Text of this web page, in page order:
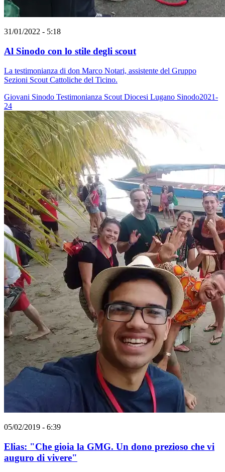
31/01/2022 - 5:18
Al Sinodo con lo stile degli scout
La testimonianza di don Marco Notari, assistente del Gruppo
Sezioni Scout Cattoliche del Ticino.
Giovani Sinodo Testimonianza Scout Diocesi Lugano Sinodo2021-
24
05/02/2019 - 6:39
Elias: "Che gioia la GMG. Un dono prezioso che vi
auguro di vivere"